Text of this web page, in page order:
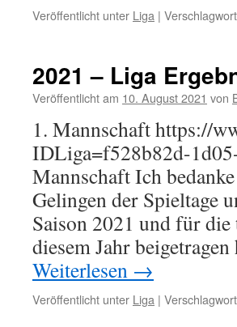
Veröffentlicht unter Liga |
2021 – Liga
Veröffentlicht am 10. August 2021 von
1. Mannschaft https://
IDLiga=f528b82d-
Mannschaft Ich
Gelingen der Spieltage
Saison 2021 und für
diesem Jahr
Weiterlesen →
Veröffentlicht unter Liga |